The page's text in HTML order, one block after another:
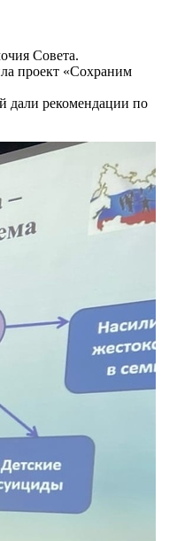
Совета.
проект «Сохраним
дали рекомендации по